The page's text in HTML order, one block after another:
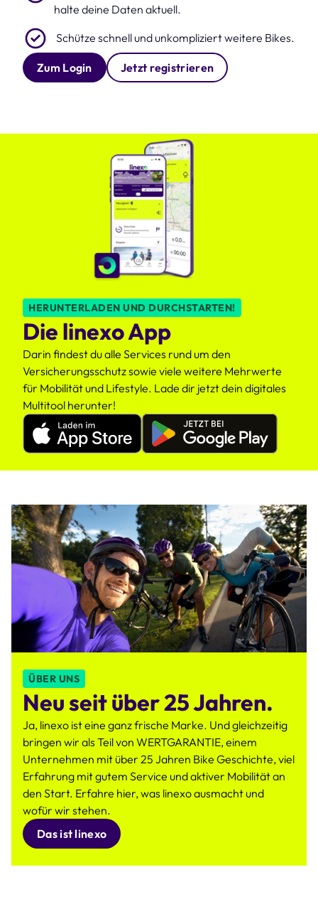
halte deine Daten aktuell.
Schütze schnell und unkompliziert weitere Bikes.
Zum Login Jetzt registrieren
HERUNTERLADEN UND DURCHSTARTEN!
Die linexo App
Darin findest du alle Services rund um den
Versicherungsschutz sowie viele weitere Mehrwerte
für Mobilität und Lifestyle. Lade dir jetzt dein digitales
Multitool herunter!
Apple
Google
ÜBER UNS
Neu seit über 25 Jahren.
Ja, linexo ist eine ganz frische Marke. Und gleichzeitig
bringen wir als Teil von WERTGARANTIE, einem
Unternehmen mit über 25 Jahren Bike Geschichte, viel
Erfahrung mit gutem Service und aktiver Mobilität an
den Start. Erfahre hier, was linexo ausmacht und
wofür wir stehen.
Das ist linexo